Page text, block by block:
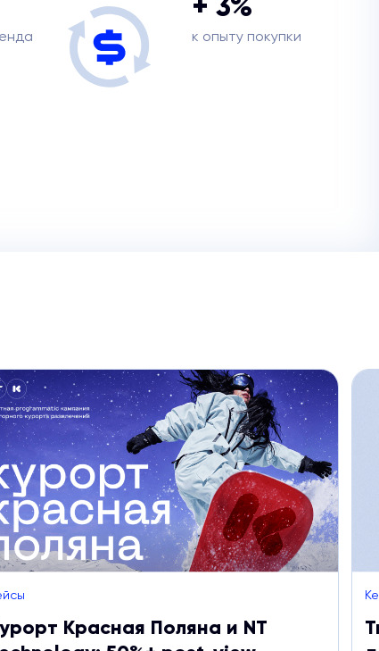
к опыту покупки
Красная Поляна и NT